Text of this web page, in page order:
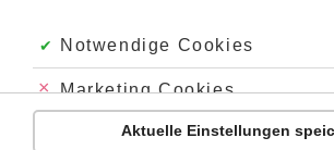
dass man sie auch noch um Mitternacht
auf dem Höhepunkt einer Party ohne
können muss.
Man kommt auf die Formel, indem man
mithilfe einer sog.quadratischen
Akzeptiert:
Notwendige Cookies
Abgelehnt:
Marketing Cookies
Abgelehnt:
Personalisierungs-Cookies
Aktuelle Einstellungen